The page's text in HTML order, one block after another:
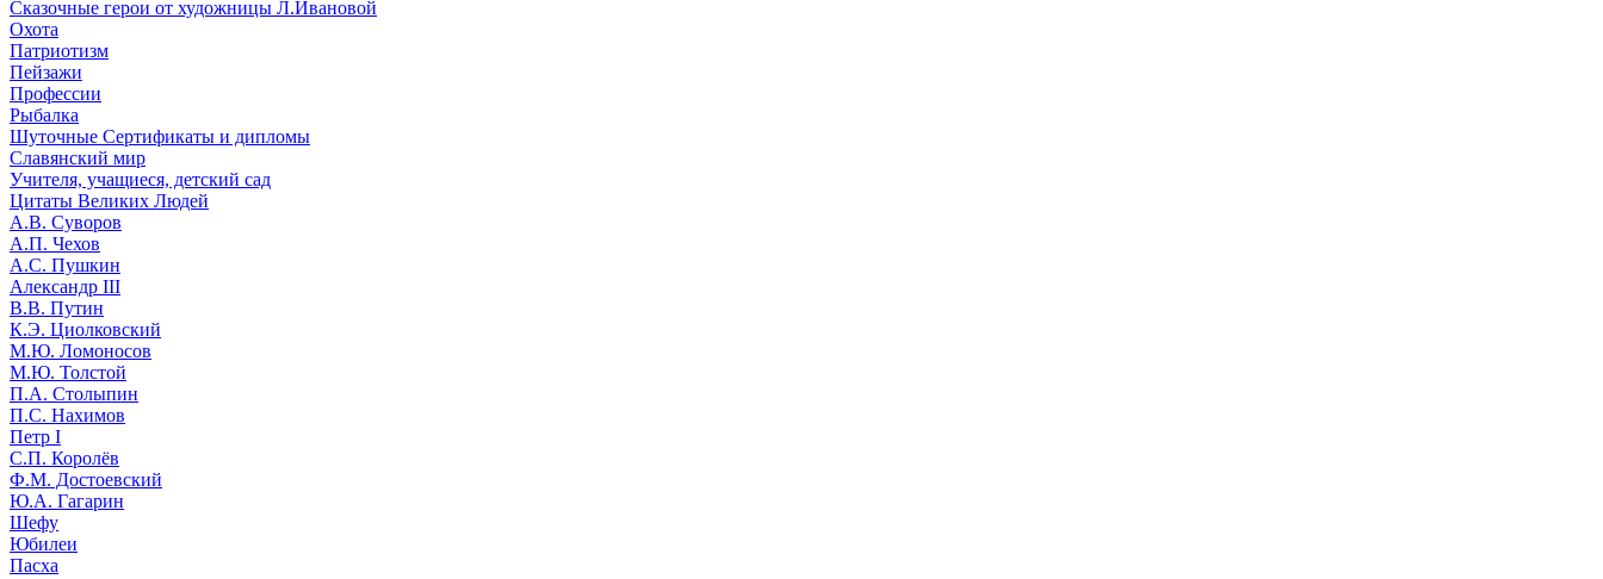
Сказочные герои от художницы Л.Ивановой
Охота
Патриотизм
Пейзажи
Профессии
Рыбалка
Шуточные Сертификаты и дипломы
Славянский мир
Учителя, учащиеся, детский сад
Цитаты Великих Людей
А.В. Суворов
А.П. Чехов
А.С. Пушкин
Александр III
В.В. Путин
К.Э. Циолковский
М.Ю. Ломоносов
М.Ю. Толстой
П.А. Столыпин
П.С. Нахимов
Петр I
С.П. Королёв
Ф.М. Достоевский
Ю.А. Гагарин
Шефу
Юбилеи
Пасха